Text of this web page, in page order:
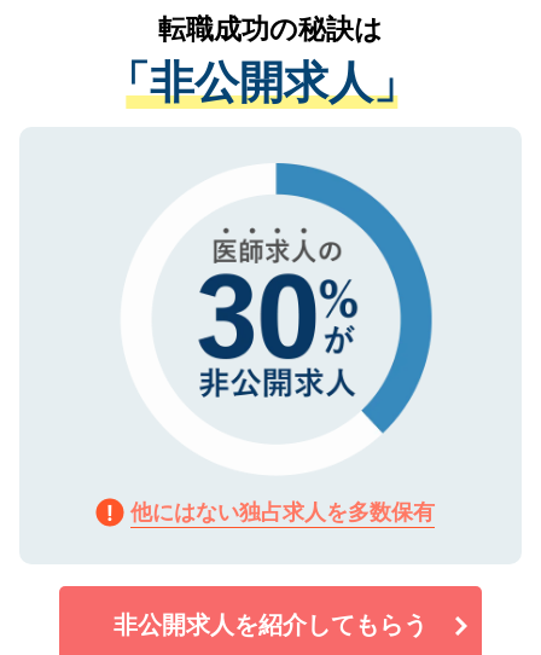
は、個人情報の取り扱いについての厳密な
管理基準を満たした事業者のみに付与され
る、プライバシーマークを取得済みです。
で、機密保持に関してもご安心ください。
かがいして、現在の医療機関の状況や紹介
経験をまじえながら、適切なアドバイスを
させていただきます。すぐにご転職をされ
ない方には、長期的なサポートが可能です
ので、まずはご登録ください。
転職成功の秘訣は
「非公開求人」
他にはない独占求人を多数保有
非公開求人を紹介してもらう